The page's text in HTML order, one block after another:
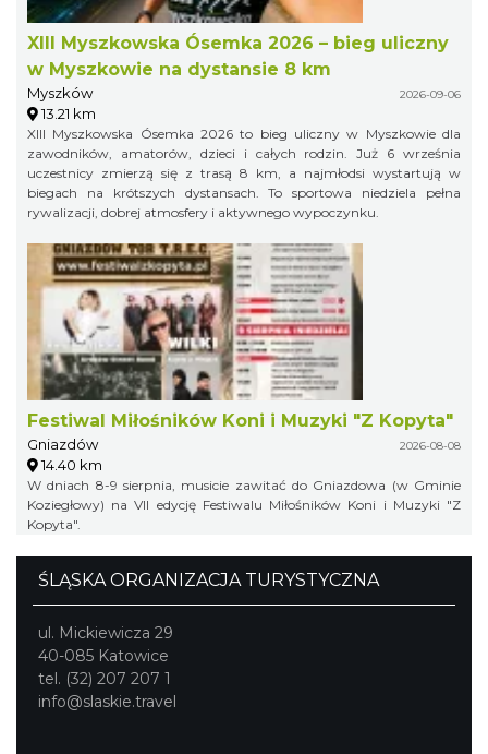
XIII Myszkowska Ósemka 2026 – bieg uliczny
w Myszkowie na dystansie 8 km
Myszków 2026-09-06
13.21 km
XIII Myszkowska Ósemka 2026 to bieg uliczny w Myszkowie dla
zawodników, amatorów, dzieci i całych rodzin. Już 6 września
uczestnicy zmierzą się z trasą 8 km, a najmłodsi wystartują w
biegach na krótszych dystansach. To sportowa niedziela pełna
rywalizacji, dobrej atmosfery i aktywnego wypoczynku.
Festiwal Miłośników Koni i Muzyki "Z Kopyta"
Gniazdów 2026-08-08
14.40 km
W dniach 8-9 sierpnia, musicie zawitać do Gniazdowa (w Gminie
Koziegłowy) na VII edycję Festiwalu Miłośników Koni i Muzyki "Z
Kopyta".
ŚLĄSKA ORGANIZACJA TURYSTYCZNA
ul. Mickiewicza 29
40-085 Katowice
tel. (32) 207 207 1
info@slaskie.travel